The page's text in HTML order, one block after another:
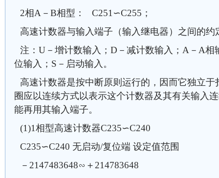
2相A－B相型： C251∽C255；
高速计数器与输入端子（输入继电器）之间的约
注：U－增计数输入；D－减计数输入；A－A相
位输入；S－启动输入。
高速计数器是按中断原则运行的，因而它独立
圈应以连续方式以表示这个计数器及其有关输入
能再用其输入端子。
(1)1相型高速计数器C235∽C240
C235∽C240 无启动/复位端 设定值范围
－2147483648∽＋214783648